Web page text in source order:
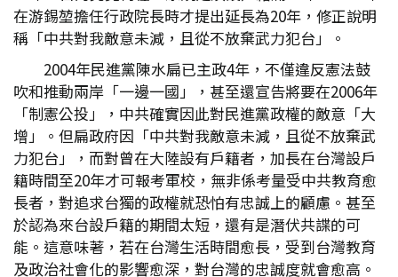
在游錫堃擔任行政院長時才提出延長為20年，修正說明
稱「中共對我敵意未減，且從不放棄武力犯台」。
2004年民進黨陳水扁已主政4年，不僅違反憲法鼓
吹和推動兩岸「一邊一國」，甚至還宣告將要在2006年
「制憲公投」，中共確實因此對民進黨政權的敵意「大
增」。但扁政府因「中共對我敵意未減，且從不放棄武
力犯台」，而對曾在大陸設有戶籍者，加長在台灣設戶
籍時間至20年才可報考軍校，無非係考量受中共教育愈
長者，對追求台獨的政權就恐怕有忠誠上的顧慮。甚至
於認為來台設戶籍的期間太短，還有是潛伏共諜的可
能。這意味著，若在台灣生活時間愈長，受到台灣教育
及政治社會化的影響愈深，對台灣的忠誠度就會愈高。